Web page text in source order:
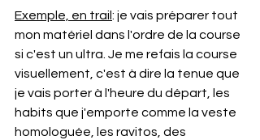
Exemple, en trail: je vais préparer tout
mon matériel dans l'ordre de la course
si c'est un ultra. Je me refais la course
visuellement, c'est à dire la tenue que
je vais porter à l'heure du départ, les
habits que j'emporte comme la veste
homologuée, les ravitos, des